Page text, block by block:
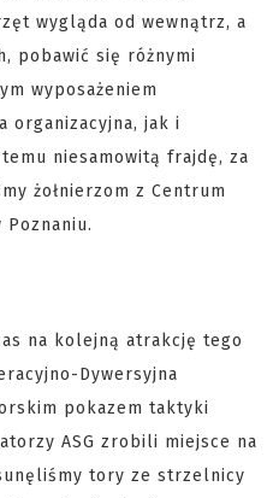
wygląda od wewnątrz, a
pobawić się różnymi
wyposażeniem
organizacyjna, jak i
niesamowitą frajdę, za
żołnierzom z Centrum
Poznaniu.
na kolejną atrakcję tego
Dywersyjna
pokazem taktyki
ASG zrobili miejsce na
tory ze strzelnicy